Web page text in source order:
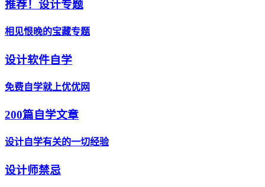
推荐！设计专题
相见恨晚的宝藏专题
设计软件自学
免费自学就上优优网
200篇自学文章
设计自学有关的一切经验
设计师禁忌